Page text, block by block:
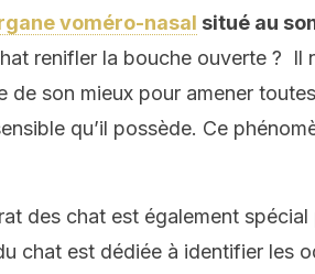
voméro-nasal situé au
renifler la bouche ouverte ? Il
de son mieux pour amener
qu’il possède. Ce
des chat est également spécial
chat est dédiée à identifier les